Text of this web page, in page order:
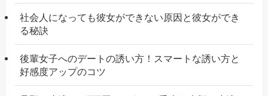
社会人になっても彼女ができない原因と彼女ができ
る秘訣
後輩女子へのデートの誘い方！スマートな誘い方と
好感度アップのコツ